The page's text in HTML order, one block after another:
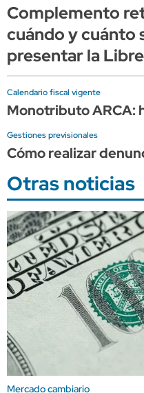
Complemento
cuándo y cuánto
presentar la
Calendario fiscal vigente
Monotributo ARCA:
Gestiones previsionales
Cómo realizar
Otras noticias
Mercado cambiario